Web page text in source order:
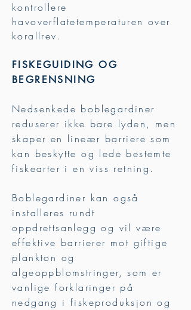
kontrollere
havoverflatetemperaturen over
korallrev.
FISKEGUIDING OG
BEGRENSNING
Nedsenkede boblegardiner
reduserer ikke bare lyden, men
skaper en lineær barriere som
kan beskytte og lede bestemte
fiskearter i en viss retning.
Boblegardiner kan også
installeres rundt
oppdrettsanlegg og vil være
effektive barrierer mot giftige
plankton og
algeoppblomstringer, som er
vanlige forklaringer på
nedgang i fiskeproduksjon og